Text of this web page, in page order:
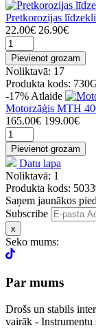
Pretkorozijas
22.00€ 26.90€
Pievienot grozam
Noliktavā: 17
Produkta kods:
-17% Atlaide
Motorzāģis MTH
165.00€ 199.00€
Pievienot grozam
Datu lapa
Noliktavā: 1
Produkta kods:
Saņem jaunākos
Subscribe
x
Seko mums:
Par mums
Drošs un stabils
vairāk - Instrumentu